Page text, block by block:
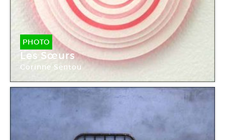
PHOTO
Les Sœurs
Corinne Sentou